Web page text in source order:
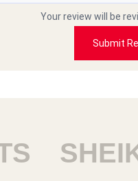
Your review will be
Submit